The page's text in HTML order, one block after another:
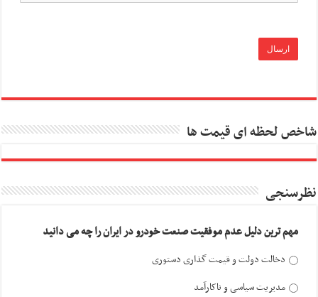
شاخص لحظه ای قیمت ها
نظرسنجی
مهم ترین دلیل عدم موفقیت صنعت خودرو در ایران را چه می دانید
دخالت دولت و قیمت گذاری دستوری
مدیریت سیاسی و ناکارآمد